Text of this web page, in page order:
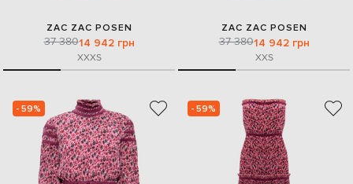
ZAC ZAC POSEN
37 38014 942 грн
XXXS
ZAC ZAC POSEN
37 38014 942 грн
XXS
- 59% - 59%